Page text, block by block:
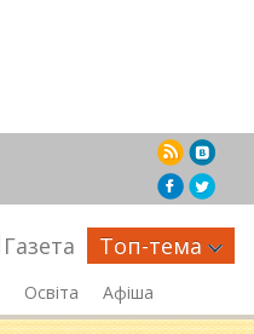
Газета Топ-тема
Освіта Афіша